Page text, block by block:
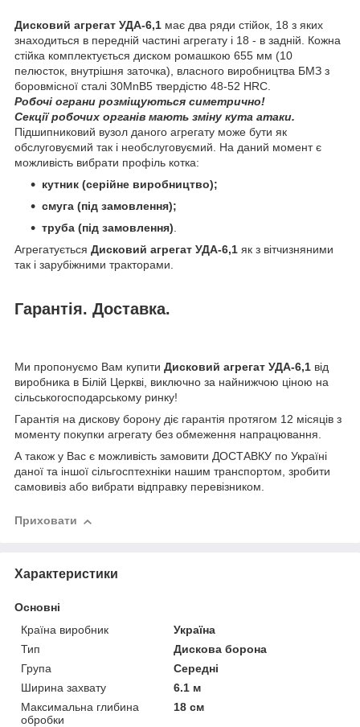
Дисковий агрегат УДА-6,1 має два ряди стійок, 18 з яких
знаходиться в передній частині агрегату і 18 - в задній. Кожна
стійка комплектується диском ромашкою 655 мм (10
пелюсток, внутрішня заточка), власного виробництва БМЗ з
боровмісної сталі 30MnB5 твердістю 48-52 HRC.
Робочі ограни розміщуються симетрично!
Секції робочих органів мають зміну кута атаки.
Підшипниковий вузол даного агрегату може бути як
обслуговуємий так і необслуговуємий. На даний момент є
можливість вибрати профіль котка:
кутник (серійне виробництво);
смуга (під замовлення);
труба (під замовлення)
Агрегатується Дисковий агрегат УДА-6,1 як з вітчизняними
так і зарубіжними тракторами.
Гарантія. Доставка.
Ми пропонуємо Вам купити Дисковий агрегат УДА-6,1 від
виробника в Білій Церкві, виключно за найнижчою ціною на
сільськогосподарському ринку!
Гарантія на дискову борону діє гарантія протягом 12 місяців з
моменту покупки агрегату без обмеження напрацювання.
А також у Вас є можливість замовити ДОСТАВКУ по Україні
даної та іншої сільгосптехніки нашим транспортом, зробити
самовивіз або вибрати відправку перевізником.
Приховати
Характеристики
Основні
Країна виробник
Україна
Тип
Дискова борона
Група
Середні
Ширина захвату
6.1 м
Максимальна глибина
обробки
18 см